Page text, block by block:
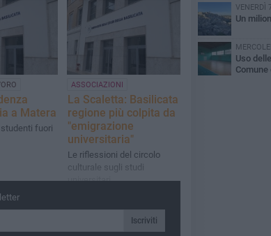
a Matera
fuori
ASSOCIAZIONI
La Scaletta: Basilicata
regione più colpita da
"emigrazione
universitaria"
Le riflessioni del circolo
culturale sugli studi
universitari
Iscriviti
VENERDÌ
Un
Uso
Comune